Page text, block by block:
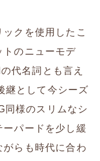
クを使用したこ
トのニューモデ
代名詞とも言え
継として今シーズ
同様のスリムなシ
パードを少し緩
らも時代に合わ